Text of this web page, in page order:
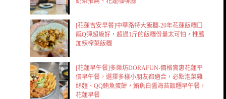
[花蓮吉安早餐]中華路特大飯糰-20年花蓮飯糰口
感Q彈超級好，超過1斤的飯糰份量太可怕，推薦
加辣榨菜飯糰
[花蓮早午餐]多樂坊DORAFUN-價格實惠花蓮平
價早午餐，選擇多樣小朋友都適合，必點泡菜雞
絲麵、QQ鮪魚蛋餅，鮪魚白醬海苔飯糰早午餐，
花蓮早餐